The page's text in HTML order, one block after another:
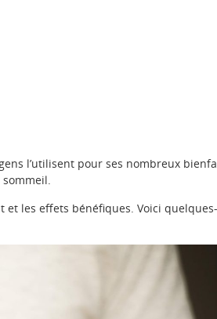
l’utilisent pour ses nombreux
et les effets bénéfiques. Voici quelques-